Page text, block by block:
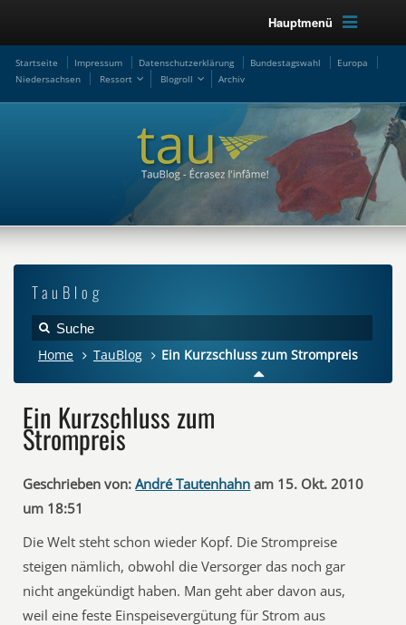
Hauptmenü
Startseite Impressum Datenschutzerklärung Bundestagswahl
Europa
Niedersachsen
Ressort Blogroll Archiv
TauBlog
Home TauBlog Ein Kurzschluss zum Strompreis
Ein Kurzschluss zum
Strompreis
Geschrieben von: André Tautenhahn am 15. Okt. 2010
um 18:51
Die Welt steht schon wieder Kopf. Die Strompreise
steigen nämlich, obwohl die Versorger das noch gar
nicht angekündigt haben. Man geht aber davon aus,
weil eine feste Einspeisevergütung für Strom aus